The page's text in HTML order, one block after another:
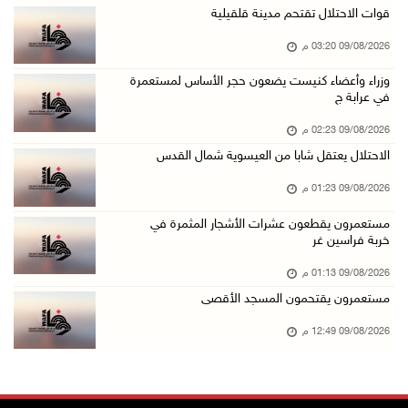
مستعمرون يقطعون عشرات الأشجار المثمرة في خربة ...
09/آب/2026 01:13 م
09/آب/2026 01:06 م
مستعمرون يقتحمون المسجد الأقصى
09/آب/2026 12:49 م
مصر تنعى القائد الوطني دياب اللوح
جهاد يرسم على الخيمة مشاهد الحرب في غزة
09/آب/2026 12:17 م
حالات الإجهاض في غزة تتضاعف ثلاث مرات
09/آب/2026 12:12 م
قوات الاحتلال تقتحم مدينة قلقيلية
09/08/2026 03:20 م
وزراء وأعضاء كنيست يضعون حجر الأساس لمستعمرة
في عرابة ج
09/08/2026 02:23 م
الاحتلال يعتقل شابا من العيسوية شمال القدس
09/08/2026 01:23 م
مستعمرون يقطعون عشرات الأشجار المثمرة في
خربة فراسين غر
09/08/2026 01:13 م
مستعمرون يقتحمون المسجد الأقصى
09/08/2026 12:49 م